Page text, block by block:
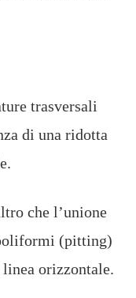
trasversali
di una ridotta
che l’unione
(pitting)
linea orizzontale.